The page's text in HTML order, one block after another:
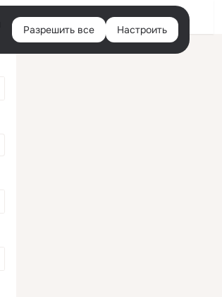
Войти
Разрешить все Настроить